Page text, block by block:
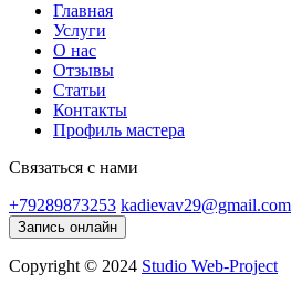
Главная
Услуги
О нас
Отзывы
Статьи
Контакты
Профиль мастера
Связаться с нами
+79289873253 kadievav29@gmail.com
Запись онлайн
Copyright © 2024 Studio Web-Project